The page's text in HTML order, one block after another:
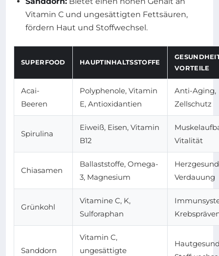
Vitamin C und ungesättigten Fettsäuren,
fördern Haut und Stoffwechsel.
SUPERFOOD HAUPTINHALTSSTOFFE
VORTEILE
Acai-
Beeren
Polyphenole, Vitamin
E, Antioxidantien
Anti-Aging,
Zellschutz
Spirulina
Eiweiß, Eisen, Vitamin
B12
Vitalität
Chiasamen
Ballaststoffe, Omega-
3, Magnesium
Verdauung
Grünkohl
Vitamine C, K,
Sulforaphan
Sanddorn
Vitamin C,
ungesättigte